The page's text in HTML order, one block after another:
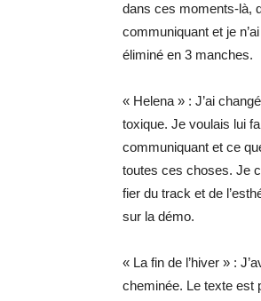
dans ces moments-là,
communiquant et je
éliminé en 3 manches.
« Helena » : J’ai
toxique. Je voulais lui
communiquant et ce
toutes ces choses. Je
fier du track et de
sur la démo.
« La fin de l’hiver » :
cheminée. Le texte est